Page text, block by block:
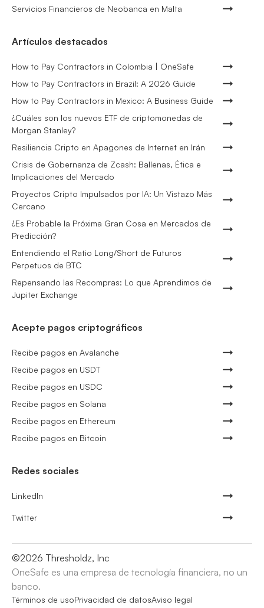
Servicios Financieros de Neobanca en Malta
Artículos destacados
How to Pay Contractors in Colombia | OneSafe
How to Pay Contractors in Brazil: A 2026 Guide
How to Pay Contractors in Mexico: A Business Guide
¿Cuáles son los nuevos ETF de criptomonedas de
Morgan Stanley?
Resiliencia Cripto en Apagones de Internet en Irán
Crisis de Gobernanza de Zcash: Ballenas, Ética e
Implicaciones del Mercado
Proyectos Cripto Impulsados por IA: Un Vistazo Más
Cercano
¿Es Probable la Próxima Gran Cosa en Mercados de
Predicción?
Entendiendo el Ratio Long/Short de Futuros
Perpetuos de BTC
Repensando las Recompras: Lo que Aprendimos de
Jupiter Exchange
Acepte pagos criptográficos
Recibe pagos en Avalanche
Recibe pagos en USDT
Recibe pagos en USDC
Recibe pagos en Solana
Recibe pagos en Ethereum
Recibe pagos en Bitcoin
Redes sociales
LinkedIn
Twitter
©2026 Thresholdz, Inc
OneSafe es una empresa de tecnología financiera, no un
banco.
Términos de usoPrivacidad de datosAviso legal